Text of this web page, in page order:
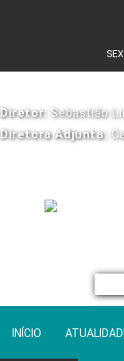
Diretor: Sebastião
Diretora Adjunta:
INÍCIO